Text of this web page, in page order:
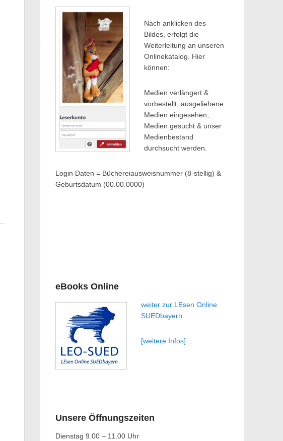
Nach anklicken des
Bildes, erfolgt die
Weiterleitung an unseren
Onlinekatalog. Hier
können:
Medien verlängert &
vorbestellt, ausgeliehene
Medien eingesehen,
Medien gesucht & unser
Medienbestand
durchsucht werden.
Login Daten = Büchereiausweisnummer (8-stellig) &
Geburtsdatum (00.00.0000)
eBooks Online
weiter zur LEsen Online
SUEDbayern
[weitere Infos]…
Unsere Öffnungszeiten
Dienstag 9.00 – 11.00 Uhr